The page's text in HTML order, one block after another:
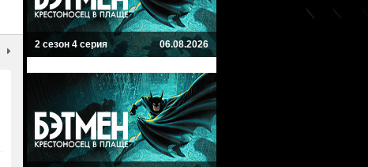
2 сезон 4 серия 06.08.2026